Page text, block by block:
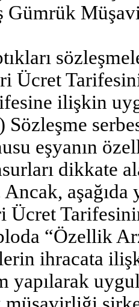
Ücret
ilişkin
eşyanın
dikkate
Ücret
“Özellik
ihracata
yapılarak